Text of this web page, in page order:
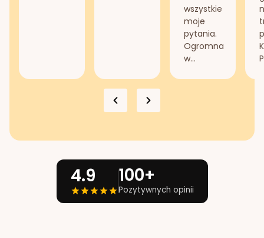
wszystkie
moje
pytania.
Ogromna
w...
4.9 100+
Pozytywnych opinii